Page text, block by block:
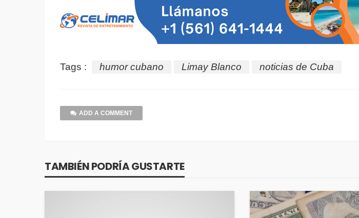
Tags : humor cubano Limay Blanco noticias de Cuba
ADD A COMMENT
TAMBIÉN PODRÍA GUSTARTE